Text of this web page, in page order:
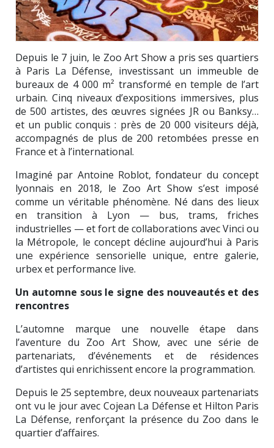
Depuis le 7 juin, le Zoo Art Show a pris ses quartiers
à Paris La Défense, investissant un immeuble de
bureaux de 4 000 m² transformé en temple de l’art
urbain. Cinq niveaux d’expositions immersives, plus
de 500 artistes, des œuvres signées JR ou Banksy…
et un public conquis : près de 20 000 visiteurs déjà,
accompagnés de plus de 200 retombées presse en
France et à l’international.
Imaginé par Antoine Roblot, fondateur du concept
lyonnais en 2018, le Zoo Art Show s’est imposé
comme un véritable phénomène. Né dans des lieux
en transition à Lyon — bus, trams, friches
industrielles — et fort de collaborations avec Vinci ou
la Métropole, le concept décline aujourd’hui à Paris
une expérience sensorielle unique, entre galerie,
urbex et performance live.
Un automne sous le signe des nouveautés et des
rencontres
L’automne marque une nouvelle étape dans
l’aventure du Zoo Art Show, avec une série de
partenariats, d’événements et de résidences
d’artistes qui enrichissent encore la programmation.
Depuis le 25 septembre, deux nouveaux partenariats
ont vu le jour avec Cojean La Défense et Hilton Paris
La Défense, renforçant la présence du Zoo dans le
quartier d’affaires.